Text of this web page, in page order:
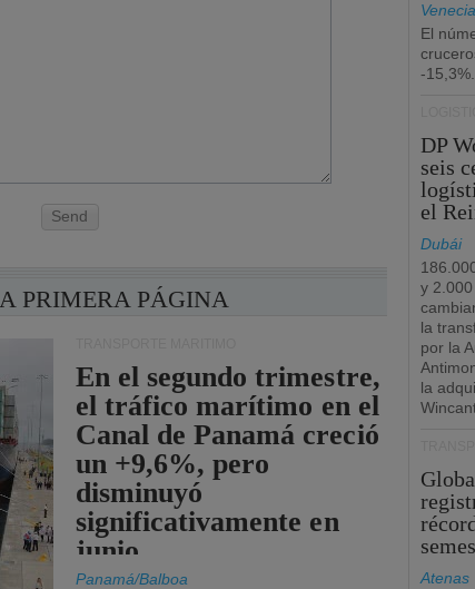
Send
PRIMERA PÁGINA
En el segundo trimestre,
el tráfico marítimo en el
Canal de Panamá creció
un +9,6%, pero
disminuyó
significativamente en
junio.
Panamá/Balboa
Venecia
El
-15,3%.
DP
seis
el
Dubái
y
la
por la
la
Atenas